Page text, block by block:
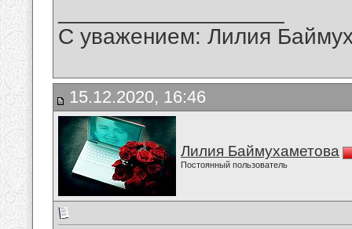
С уважением: Лилия
15.12.2020, 16:46
Лилия Баймухаметова
Постоянный пользователь